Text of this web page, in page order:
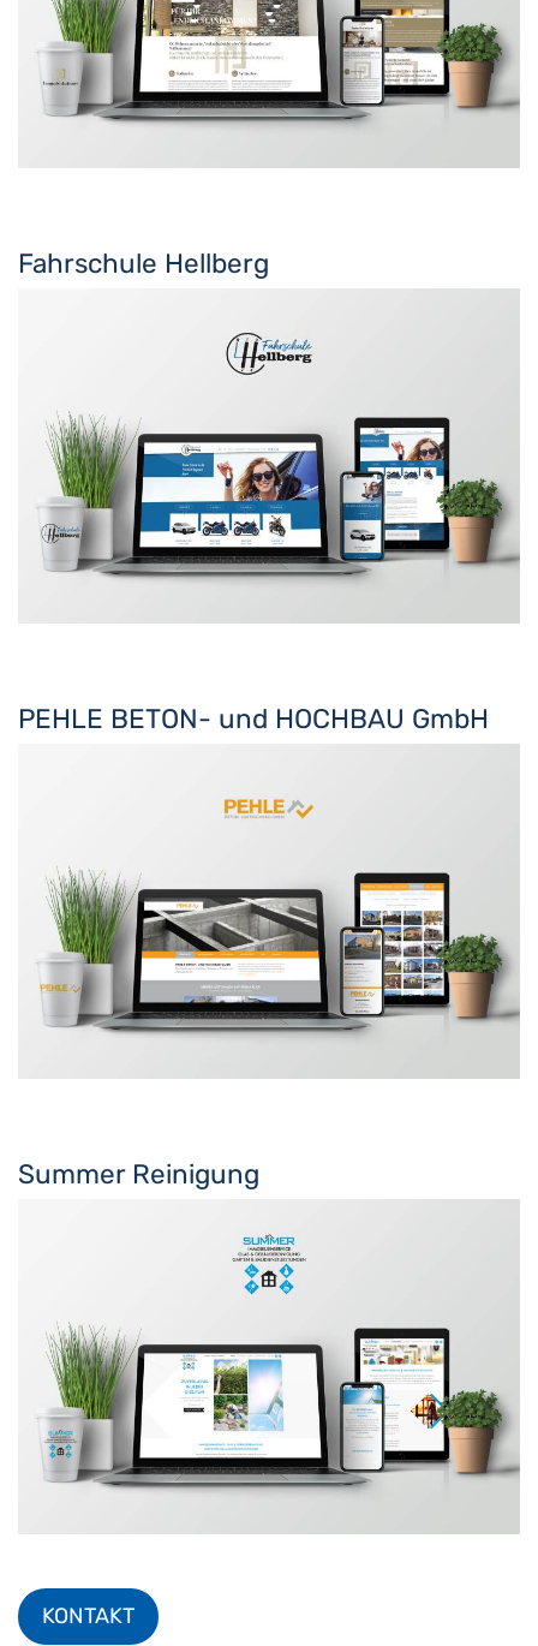
Fahrschule Hellberg
PEHLE BETON- und HOCHBAU GmbH
Summer Reinigung
KONTAKT